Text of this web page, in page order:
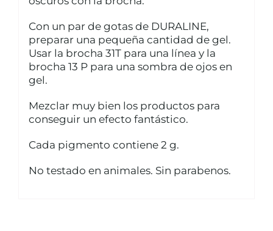
Con un par de gotas de DURALINE,
preparar una pequeña cantidad de gel.
Usar la brocha 31T para una línea y la
brocha 13 P para una sombra de ojos en
gel.
Mezclar muy bien los productos para
conseguir un efecto fantástico.
Cada pigmento contiene 2 g.
No testado en animales. Sin parabenos.